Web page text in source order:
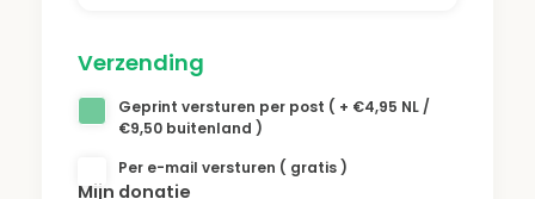
Verzending
Geprint versturen per post ( + €4,95 NL /
€9,50 buitenland )
Per e-mail versturen ( gratis )
Mijn donatie